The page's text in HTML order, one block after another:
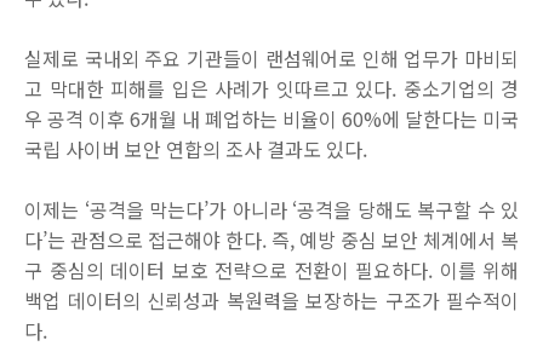
실제로 국내외 주요 기관들이 랜섬웨어로 인해 업무가 마비되
고 막대한 피해를 입은 사례가 잇따르고 있다. 중소기업의 경
우 공격 이후 6개월 내 폐업하는 비율이 60%에 달한다는 미국
국립 사이버 보안 연합의 조사 결과도 있다.
이제는 ‘공격을 막는다’가 아니라 ‘공격을 당해도 복구할 수 있
다’는 관점으로 접근해야 한다. 즉, 예방 중심 보안 체계에서 복
구 중심의 데이터 보호 전략으로 전환이 필요하다. 이를 위해
백업 데이터의 신뢰성과 복원력을 보장하는 구조가 필수적이
다.